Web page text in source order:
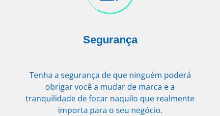
Segurança
Tenha a segurança de que ninguém poderá
obrigar você a mudar de marca e a
tranquilidade de focar naquilo que realmente
importa para o seu negócio.